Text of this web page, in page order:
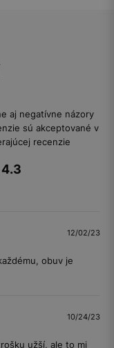
aj negatívne názory
sú akceptované v
recenzie
4.3
12/02/23
obuv je
10/24/23
užší, ale to mi